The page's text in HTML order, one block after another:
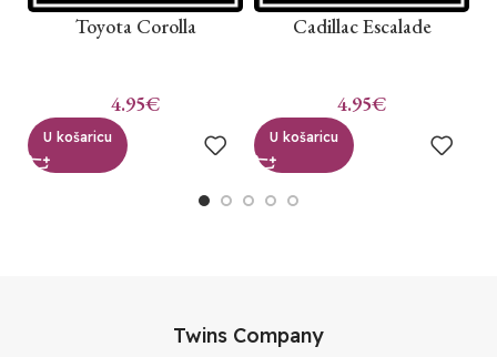
Toyota Corolla
4.95€
U košaricu
Cadillac Escalade
4.95€
U košaricu
Twins Company